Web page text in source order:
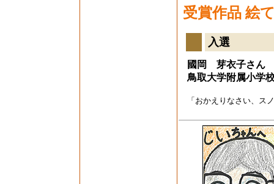
受賞作品 絵
入選
國岡 芽衣子さん
鳥取大学附属小学
「おかえりなさい、ス